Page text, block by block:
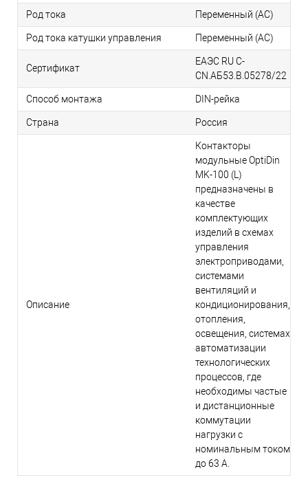
Род тока Переменный (AC)
Род тока катушки управления Переменный (AC)
Сертификат
ЕАЭС RU С-
CN.АБ53.В.05278/22
Способ монтажа DIN-рейка
Страна Россия
Описание
Контакторы
модульные OptiDin
MK-100 (L)
предназначены в
качестве
комплектующих
изделий в схемах
управления
электроприводами,
системами
вентиляций и
кондиционирования,
отопления,
освещения, системах
автоматизации
технологических
процессов, где
необходимы частые
и дистанционные
коммутации
нагрузки с
номинальным током
до 63 А.